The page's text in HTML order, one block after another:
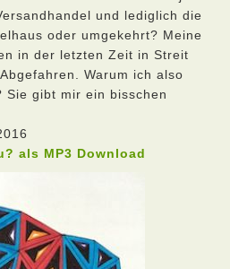
und lediglich die
oder umgekehrt? Meine
in der letzten Zeit in Streit
Warum ich also
Sie gibt mir ein bisschen
als MP3 Download